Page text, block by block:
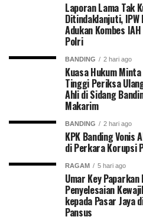
Laporan Lama Tak
Ditindaklanjuti, IPW
Adukan Kombes
Polri
BANDING 2 hari ago
Kuasa Hukum
Tinggi Periksa
Ahli di Sidang
Makarim
BANDING 2 hari ago
KPK Banding Vonis
di Perkara Korupsi
RAGAM 5 hari ago
Umar Key
Penyelesaian
kepada Pasar Jaya
Pansus